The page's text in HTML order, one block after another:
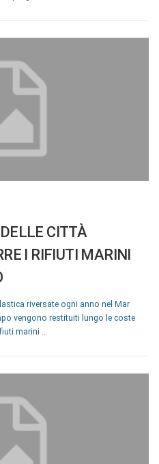
CITTÀ
I RIFIUTI MARINI
riversate ogni anno nel Mar
vengono restituiti lungo le coste
marini …